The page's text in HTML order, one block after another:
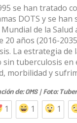
se han tratado
DOTS y se han
de la
20 años (2016-
La estrategia de
sin tuberculosis en
morbilidad y
de:OMS| Foto:
1 1 1